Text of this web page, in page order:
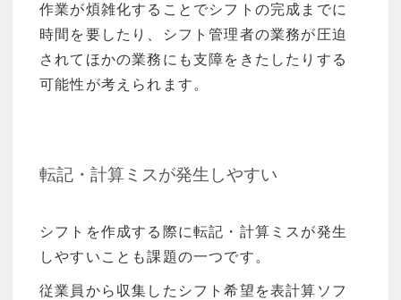
作業が煩雑化することでシフトの完成までに
時間を要したり、シフト管理者の業務が圧迫
されてほかの業務にも支障をきたしたりする
可能性が考えられます。
転記・計算ミスが発生しやすい
シフトを作成する際に転記・計算ミスが発生
しやすいことも課題の一つです。
従業員から収集したシフト希望を表計算ソフ